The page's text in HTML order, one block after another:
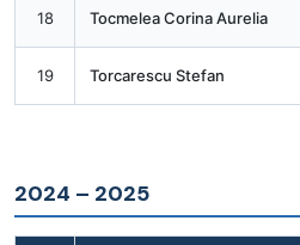
18 Tocmelea Corina Aurelia
19 Torcarescu Stefan
2024 – 2025